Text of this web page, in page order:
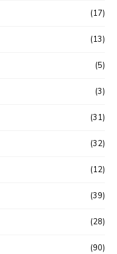
(17)
(13)
(5)
(3)
(31)
(32)
(12)
(39)
(28)
(90)